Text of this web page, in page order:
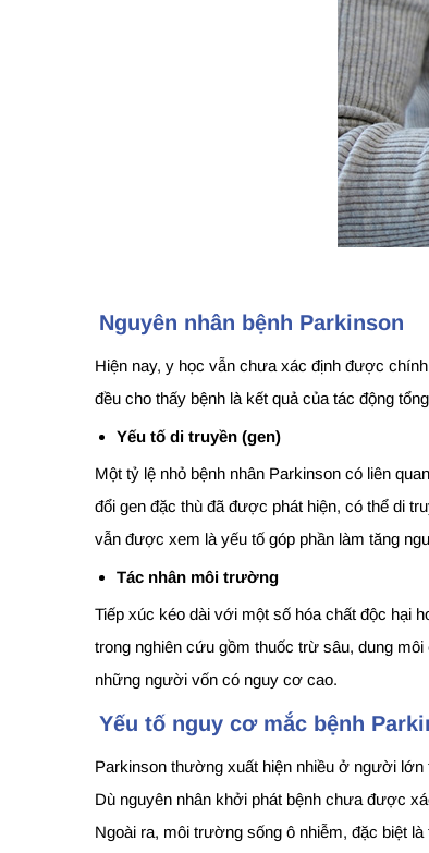
Nguyên nhân bệnh Parkinson
Hiện nay, y học vẫn chưa xác định được
đều cho thấy bệnh là kết quả của tác động
Yếu tố di truyền (gen)
Một tỷ lệ nhỏ bệnh nhân Parkinson có liên
đổi gen đặc thù đã được phát hiện, có thể di
vẫn được xem là yếu tố góp phần làm tăng
Tác nhân môi trường
Tiếp xúc kéo dài với một số hóa chất độc hại
trong nghiên cứu gồm thuốc trừ sâu, dung
những người vốn có nguy cơ cao.
Yếu tố nguy cơ mắc bệnh
Parkinson thường xuất hiện nhiều ở người
Dù nguyên nhân khởi phát bệnh chưa được
Ngoài ra, môi trường sống ô nhiễm, đặc biệt